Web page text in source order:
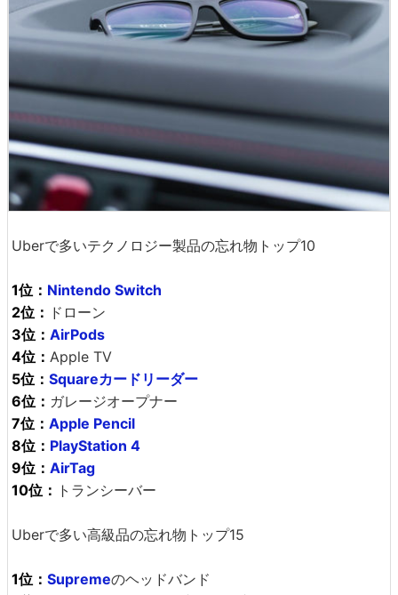
Uberで多いテクノロジー製品の忘れ物トップ10
1位： Nintendo Switch
2位： ドローン
3位： AirPods
4位： Apple TV
5位： Squareカードリーダー
6位： ガレージオープナー
7位： Apple Pencil
8位： PlayStation 4
9位： AirTag
10位： トランシーバー
Uberで多い高級品の忘れ物トップ15
1位： Supremeのヘッドバンド